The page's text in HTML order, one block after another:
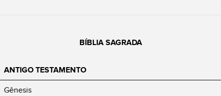
BÍBLIA SAGRADA
ANTIGO TESTAMENTO
Gênesis